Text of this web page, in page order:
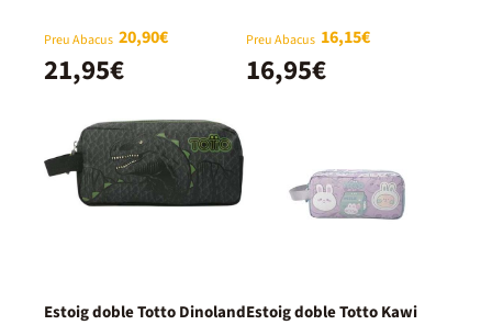
Preu Abacus 20,90€
21,95€
Preu Abacus 16,15€
16,95€
Estoig doble Totto DinolandEstoig doble Totto Kawi